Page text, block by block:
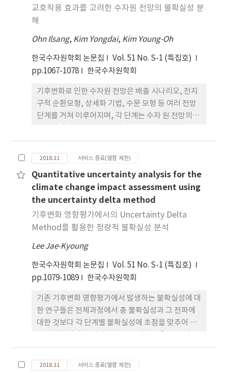
기후변화 시나리오에 대해서 여러 단계의 통계적 상
세화 기법을 통하여 우리나라 전역에 대하여 미래 시
성에 따라 시간적으로 상세화하기 위해 개발된 방 법
및 과정을 소개하였다. 이를 통해, 시간상세화 자료를
토대로 미래 강우에 대한 빈도해석과 기후변화에 따
도록 하였다.
교호작용 효과를 고려한 수자원 전망의 불확실성 분
해
Ohn Ilsang, Kim Yongdai, Kim Young-Oh
한국수자원학회 논문집
Vol. 51 No. S-1 (특집호)
pp.1067-1078
한국수자원학회
기후변화로 인한 수자원 전망은 배출 시나리오, 전지
구적 순환모형, 상세화 기법, 수문 모형 등 여러 전망
단계를 거쳐 이루어지며, 각 단계는 수자 원 전망의 총
단계의 총 불확실성에 대한 상대적인 기여를 계량화
하는 방법이 제안되었으며며, 이러한 분석을 불확실
성 분해라고 한다. 불확실성 분해 분석은 큰 불확실성
을 발생시키는 단계를 진단하고, 이를 반영한 불확실
성 저감 계획을 수립할 수 있게 한다. 전망 단계 간의
교호작용은 불확실성 분해 시 고려되어야 하는 중요
한 문제 중 하나이다. 본 연구는 교호작용 효과로 인한
불 확실성을 계량화하고 이를 불확실성 분해에 반영
계별 불확실성을 주효과와 교호작용 효과를 모두 고
려하여 계량화함과 동시에 총 불확실성에서 개별 전
망 단계가 차지하는 상대적인 비중을 제시할 수 있다
불확실성 분석에 적용하였다. 충주댐 유역의 불확실
성 분석 결과 여름과 겨울 두 계절 모두에서 교호작용
효과의 불확실성은 주 효과의 불확실성에 비해 그 크
여 불확실성을 분해한 결과 배출 시나리오, 전지구적
순환모형, 상세화 기법, 수문 모형의 네 단계 중 여름
2018.11 서비스 종료(열람 제한)
Quantitative uncertainty analysis for the
climate change impact assessment using
the uncertainty delta method
기후변화 영향평가에서의 Uncertainty Delta
Method를 활용한 정량적 불확실성 분석
Lee Jae-Kyoung
한국수자원학회 논문집
Vol. 51 No. S-1 (특집호)
pp.1079-1089
한국수자원학회
기존 기후변화 영향평가에서 발생하는 불확실성에 대
한 연구들은 전체과정에서 총 불확실성과 그 전파에
대한 것보다 각 단계별 불확실성에 초점을 맞추어 연
Taylor series expansion에 기반하여 전망의 분산
을 이용하는 Uncertainty Delta Method (UDM)
2018.11 서비스 종료(열람 제한)